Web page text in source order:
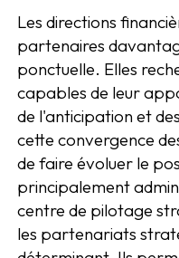
Les directions
partenaires
ponctuelle. Elles
capables de leur
de l'anticipation et
cette convergence
de faire évoluer le
principalement
centre de pilotage
les partenariats